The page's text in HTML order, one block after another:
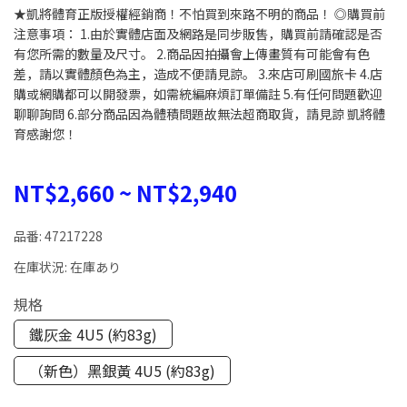
★凱將體育正版授權經銷商！不怕買到來路不明的商品！ ◎購買前
注意事項： 1.由於實體店面及網路是同步販售，購買前請確認是否
有您所需的數量及尺寸。 2.商品因拍攝會上傳畫質有可能會有色
差，請以實體顏色為主，造成不便請見諒。 3.來店可刷國旅卡 4.店
購或網購都可以開發票，如需統編麻煩訂單備註 5.有任何問題歡迎
聊聊詢問 6.部分商品因為體積問題故無法超商取貨，請見諒 凱將體
育感謝您！
NT$2,660 ~ NT$2,940
品番: 47217228
在庫状況: 在庫あり
規格
鐵灰金 4U5 (約83g)
（新色）黑銀黃 4U5 (約83g)